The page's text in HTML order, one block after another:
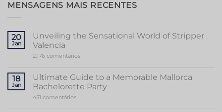
MENSAGENS MAIS RECENTES
20
Jan
Unveiling the Sensational World of Stripper
Valencia
2.176 comentáriosem
Sensational
World
of
18
Jan
Ultimate Guide to a Memorable Mallorca
Bachelorette Party
451 comentáriosem